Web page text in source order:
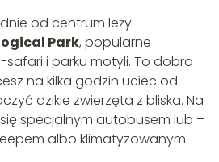
od centrum leży
Park, popularne
safari i parku motyli. To dobra
na kilka godzin uciec od
dzikie zwierzęta z bliska. Na
specjalnym autobusem lub –
albo klimatyzowanym